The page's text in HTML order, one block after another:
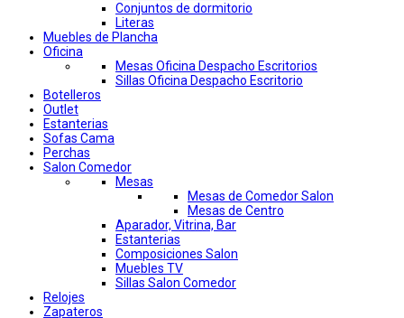
Conjuntos de dormitorio
Literas
Muebles de Plancha
Oficina
Mesas Oficina Despacho Escritorios
Sillas Oficina Despacho Escritorio
Botelleros
Outlet
Estanterias
Sofas Cama
Perchas
Salon Comedor
Mesas
Mesas de Comedor Salon
Mesas de Centro
Aparador, Vitrina, Bar
Estanterias
Composiciones Salon
Muebles TV
Sillas Salon Comedor
Relojes
Zapateros